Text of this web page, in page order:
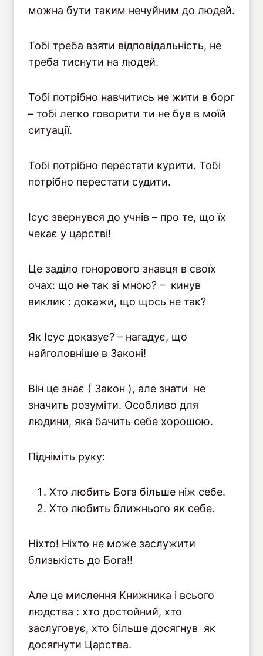
можна бути таким нечуйним до людей.
Тобі треба взяти відповідальність, не
треба тиснути на людей.
Тобі потрібно навчитись не жити в борг
– тобі легко говорити ти не був в моїй
ситуації.
Тобі потрібно перестати курити. Тобі
потрібно перестати судити.
Ісус звернувся до учнів – про те, що їх
чекає у царстві!
Це заділо гонорового знавця в своїх
очах: що не так зі мною? – кинув
виклик : докажи, що щось не так?
Як Ісус доказує? – нагадує, що
найголовніше в Законі!
Він це знає ( Закон ), але знати не
значить розуміти. Особливо для
людини, яка бачить себе хорошою.
Підніміть руку:
Хто любить Бога більше ніж себе.
Хто любить ближнього як себе.
Ніхто! Ніхто не може заслужити
близькість до Бога!!
Але це мислення Книжника і всього
людства : хто достойний, хто
заслуговує, хто більше досягнув як
досягнути Царства.